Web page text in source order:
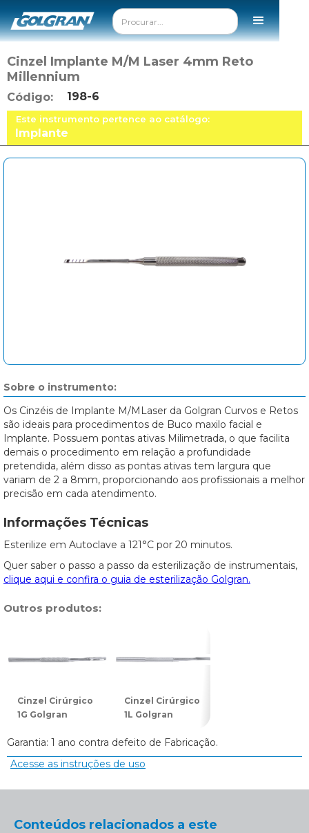
Cinzel Implante M/M Laser 4mm Reto
Millennium
Código: 198-6
Este instrumento pertence ao catálogo:
Implante
Sobre o instrumento:
Os Cinzéis de Implante M/MLaser da Golgran Curvos e Retos
são ideais para procedimentos de Buco maxilo facial e
Implante. Possuem pontas ativas Milimetrada, o que facilita
demais o procedimento em relação a profundidade
pretendida, além disso as pontas ativas tem largura que
variam de 2 a 8mm, proporcionando aos profissionais a melhor
precisão em cada atendimento.
Informações Técnicas
Esterilize em Autoclave a 121°C por 20 minutos.
Quer saber o passo a passo da esterilização de instrumentais,
clique aqui e confira o guia de esterilização Golgran.
Outros produtos:
Cinzel Cirúrgico
1G Golgran
Cinzel Cirúrgico
1L Golgran
Garantia: 1 ano contra defeito de Fabricação.
Acesse as instruções de uso
Conteúdos relacionados a este